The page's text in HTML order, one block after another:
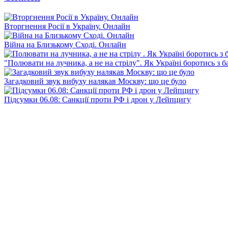
Вторгнення Росії в Україну. Онлайн
Війна на Близькому Сході. Онлайн
"Полювати на лучника, а не на стрілу". Як Україні боротись з
Загадковий звук вибуху налякав Москву: що це було
Підсумки 06.08: Санкції проти РФ і дрон у Лейпцигу